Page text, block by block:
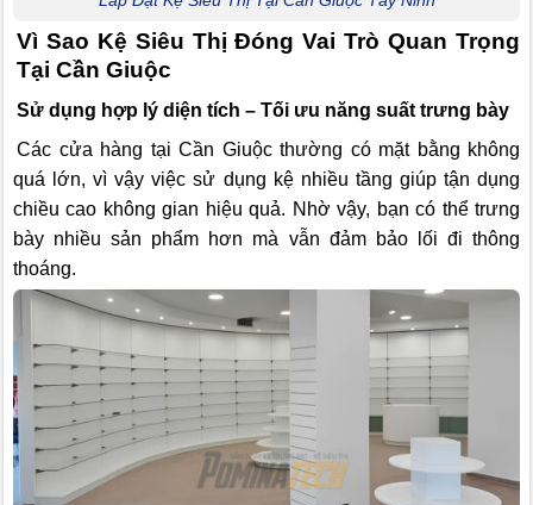
Vì Sao Kệ Siêu Thị Đóng Vai Trò Quan Trọng
Tại Cần Giuộc
Sử dụng hợp lý diện tích – Tối ưu năng suất trưng bày
Các cửa hàng tại Cần Giuộc thường có mặt bằng không
quá lớn, vì vậy việc sử dụng kệ nhiều tầng giúp tận dụng
chiều cao không gian hiệu quả. Nhờ vậy, bạn có thể trưng
bày nhiều sản phẩm hơn mà vẫn đảm bảo lối đi thông
thoáng.